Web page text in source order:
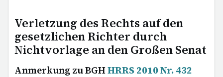
Verletzung des Rechts auf den
gesetzlichen Richter durch
Nichtvorlage an den Großen Senat
Anmerkung zu BGHHRRS 2010 Nr. 432